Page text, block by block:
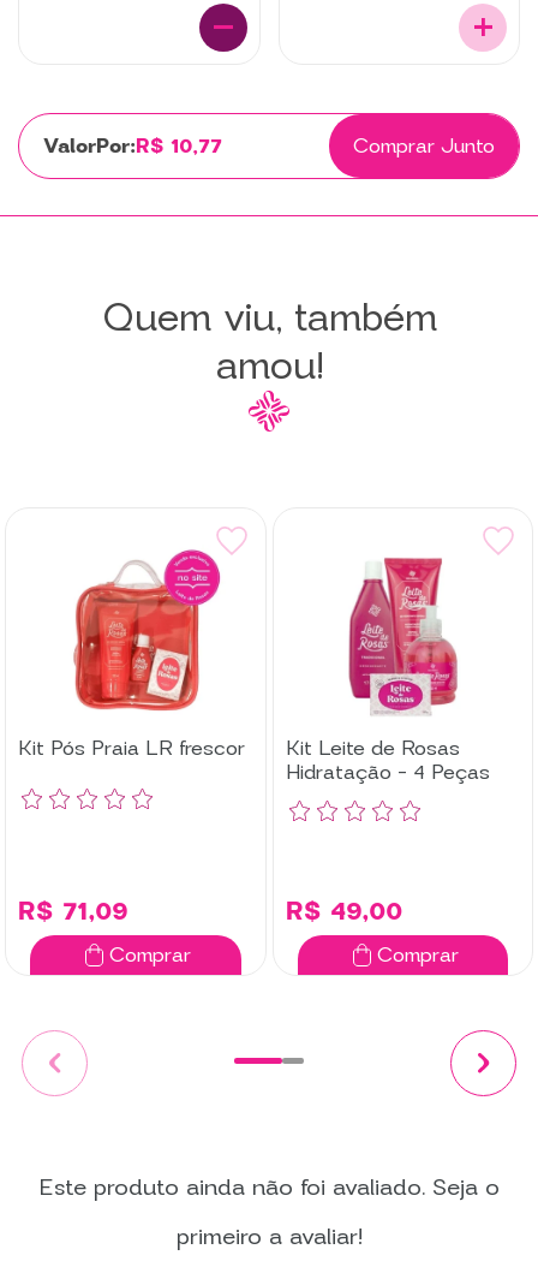
Por:R$ 10,77 Comprar Junto
Quem viu, também
amou!
Kit Pós Praia LR frescor
R$ 71,09
Comprar
Kit Leite de Rosas
Hidratação - 4 Peças
R$ 49,00
Comprar
Este produto ainda não foi avaliado. Seja o
primeiro a avaliar!